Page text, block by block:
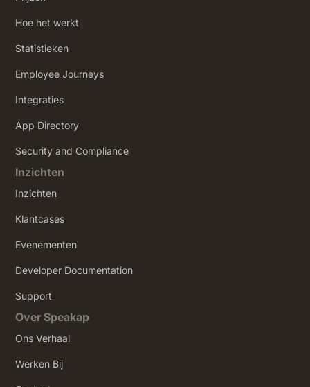
Hoe het werkt
Statistieken
Employee Journeys
Integraties
App Directory
Security and Compliance
Inzichten
Inzichten
Klantcases
Evenementen
Developer Documentation
Support
Over Speakap
Ons Verhaal
Werken Bij